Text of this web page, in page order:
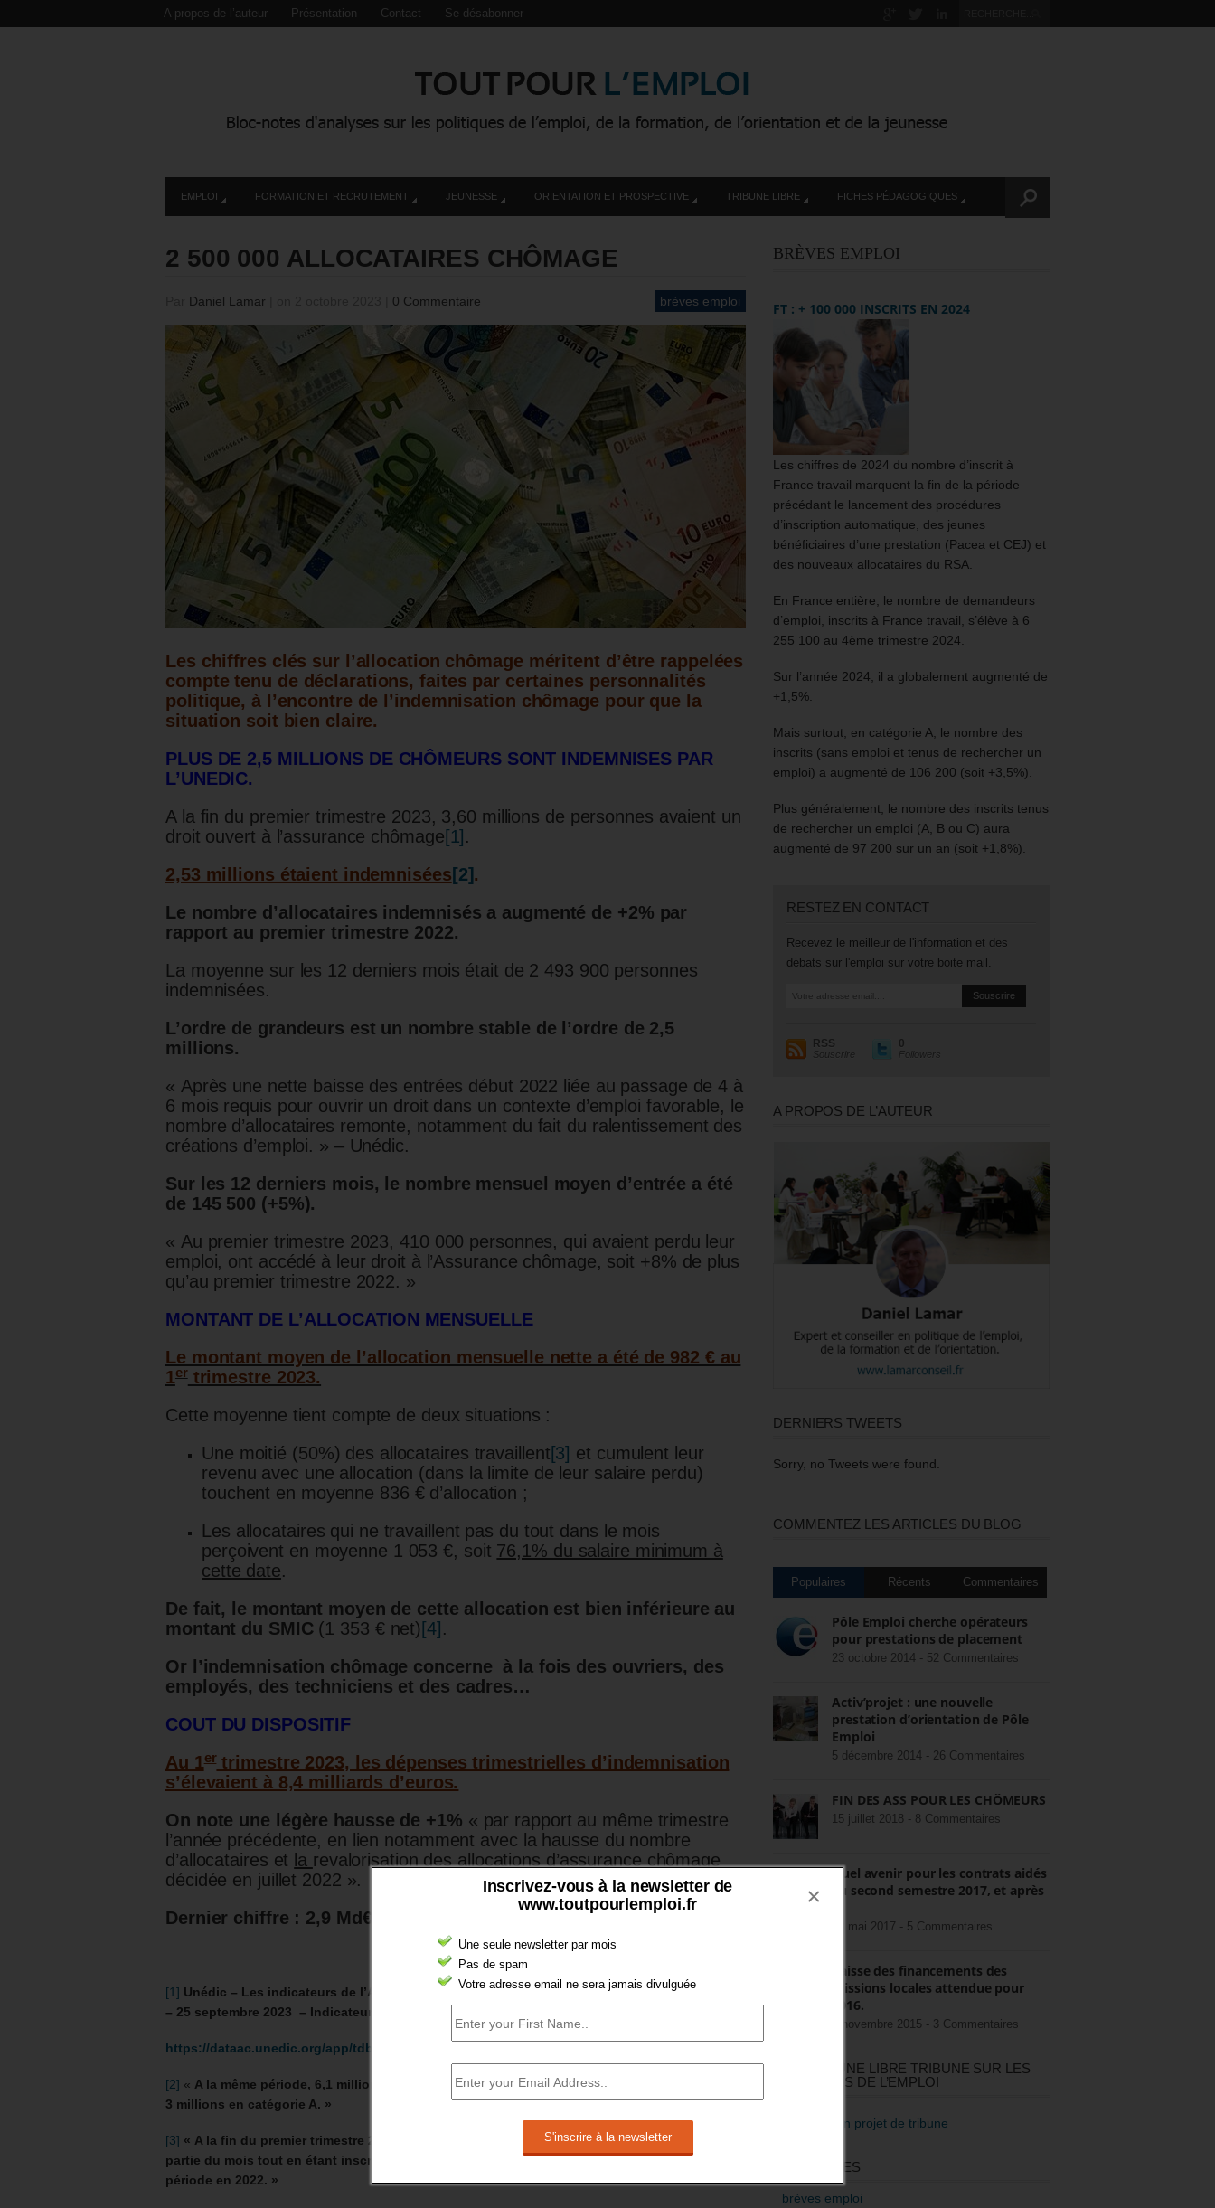
Inscrivez-vous à la newsletter de
www.toutpourlemploi.fr
Une seule newsletter par mois
Pas de spam
Votre adresse email ne sera jamais divulguée
×
A propos de l’auteur Présentation Contact Se désabonner
EMPLOI FORMATION ET RECRUTEMENT JEUNESSE ORIENTATION ET PROSPECTIVE TRIBUNE LIBRE FICHES PÉDAGOGIQUES
2 500 000 ALLOCATAIRES CHÔMAGE
Daniel Lamar 0 Commentaire brèves emploi
Les chiffres clés sur l’allocation chômage méritent d’être rappelées
compte tenu de déclarations, faites par certaines personnalités
politique, à l’encontre de l’indemnisation chômage pour que la
situation soit bien claire.
PLUS DE 2,5 MILLIONS DE CHÔMEURS SONT INDEMNISES PAR
L’UNEDIC.
A la fin du premier trimestre 2023, 3,60 millions de personnes avaient un
droit ouvert à l’assurance chômage[1] .
2,53 millions étaient indemnisées [2].
Le nombre d’allocataires indemnisés a augmenté de +2% par
rapport au premier trimestre 2022.
La moyenne sur les 12 derniers mois était de 2 493 900 personnes
indemnisées.
L’ordre de grandeurs est un nombre stable de l’ordre de 2,5
millions.
« Après une nette baisse des entrées début 2022 liée au passage de 4 à
6 mois requis pour ouvrir un droit dans un contexte d’emploi favorable, le
nombre d’allocataires remonte, notamment du fait du ralentissement des
créations d’emploi. » – Unédic.
Sur les 12 derniers mois, le nombre mensuel moyen d’entrée a été
de 145 500 (+5%).
« Au premier trimestre 2023, 410 000 personnes, qui avaient perdu leur
emploi, ont accédé à leur droit à l’Assurance chômage, soit +8% de plus
qu’au premier trimestre 2022. »
MONTANT DE L’ALLOCATION MENSUELLE
Le montant moyen de l’allocation mensuelle nette a été de 982 € au
1ertrimestre 2023.
Cette moyenne tient compte de deux situations :
Une moitié (50%) des allocataires travaillent[3] et cumulent leur
revenu avec une allocation (dans la limite de leur salaire perdu)
touchent en moyenne 836 € d’allocation ;
Les allocataires qui ne travaillent pas du tout dans le mois
perçoivent en moyenne 1 053 €, soit 76,1% du salaire minimum à
cette date.
De fait, le montant moyen de cette allocation est bien inférieure au
montant du SMIC (1 353 € net) [4] .
Or l’indemnisation chômage concerne à la fois des ouvriers, des
employés, des techniciens et des cadres…
COUT DU DISPOSITIF
Au 1ertrimestre 2023, les dépenses trimestrielles d’indemnisation
s’élevaient à 8,4 milliards d’euros.
On note une légère hausse de +1% « par rapport au même trimestre
l’année précédente, en lien notamment avec la hausse du nombre
d’allocataires et la revalorisation des allocations d’assurance chômage
décidée en juillet 2022 ».
Dernier chiffre : 2,9 Md€ pour le mois de mars 2023.
[1] Unédic – Les indicateurs de l’Assurance chômage au 1er trimestre 2023 – septembre 2023
– 25 septembre 2023 – Indicateurs détaillés sur
https://dataac.unedic.org/app/tdbac
[2] « A la même période, 6,1 millions de demandeurs d’emploi sont inscrits à Pôle emploi, dont
3 millions en catégorie A. »
[3] « A la fin du premier trimestre 2023, 50% des allocataires pris en charge travaillaient une
partie du mois tout en étant inscrits à Pôle emploi, une proportion identique à la même
période en 2022. »
BRÈVES EMPLOI
FT : + 100 000 INSCRITS EN 2024
Les chiffres de 2024 du nombre d’inscrit à
France travail marquent la fin de la période
précédant le lancement des procédures
d’inscription automatique, des jeunes
bénéficiaires d’une prestation (Pacea et CEJ) et
des nouveaux allocataires du RSA.
En France entière, le nombre de demandeurs
d’emploi, inscrits à France travail, s’élève à 6
255 100 au 4ème trimestre 2024.
Sur l’année 2024, il a globalement augmenté de
+1,5%.
Mais surtout, en catégorie A, le nombre des
inscrits (sans emploi et tenus de rechercher un
emploi) a augmenté de 106 200 (soit +3,5%).
Plus généralement, le nombre des inscrits tenus
de rechercher un emploi (A, B ou C) aura
augmenté de 97 200 sur un an (soit +1,8%).
RESTEZ EN CONTACT
Recevez le meilleur de l'information et des
débats sur l'emploi sur votre boite mail.
RSS
Souscrire
0
Followers
A PROPOS DE L’AUTEUR
DERNIERS TWEETS
Sorry, no Tweets were found.
COMMENTEZ LES ARTICLES DU BLOG
Populaires Récents Commentaires
Pôle Emploi cherche opérateurs
pour prestations de placement
23 octobre 2014 - 52 Commentaires
Activ’projet : une nouvelle
prestation d’orientation de Pôle
Emploi
5 décembre 2014 - 26 Commentaires
FIN DES ASS POUR LES CHÔMEURS
15 juillet 2018 - 8 Commentaires
Quel avenir pour les contrats aidés
au second semestre 2017, et après
22 mai 2017 - 5 Commentaires
Baisse des financements des
missions locales attendue pour
2016.
3 novembre 2015 - 3 Commentaires
RÉDIGEZ UNE LIBRE TRIBUNE SUR LES
POLITIQUES DE L’EMPLOI
>Décrire mon projet de tribune
CATÉGORIES
brèves emploi